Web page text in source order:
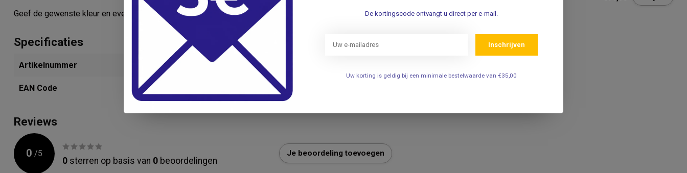
Geef de gewenste kleur en eventuele gravering aan bij opties!
Specificaties
Artikelnummer 282469595
EAN Code
Reviews
0 /5
0 sterren op basis van 0 beoordelingen
Je beoordeling toevoegen
.
De kortingscode ontvangt u direct per e-mail.
Inschrijven
Uw korting is geldig bij een minimale bestelwaarde van €35,00